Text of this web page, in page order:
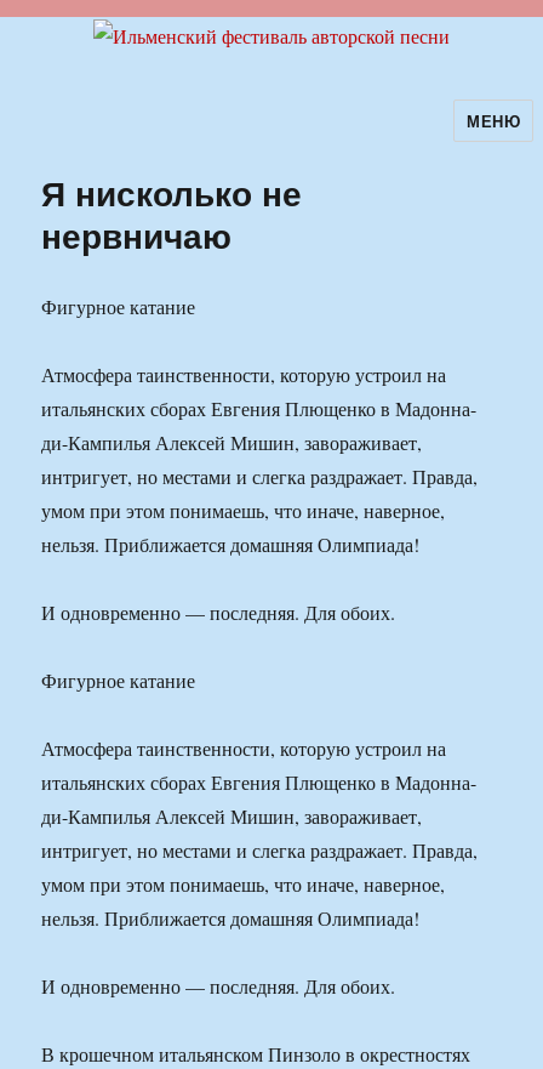
Ильменский фестиваль авторскойМЕНЮ
Я нисколько не
нервничаю
Фигурное катание
Атмосфера таинственности, которую устроил на
итальянских сборах Евгения Плющенко в Мадонна-
ди-Кампилья Алексей Мишин, завораживает,
интригует, но местами и слегка раздражает. Правда,
умом при этом понимаешь, что иначе, наверное,
нельзя. Приближается домашняя Олимпиада!
И одновременно — последняя. Для обоих.
Фигурное катание
Атмосфера таинственности, которую устроил на
итальянских сборах Евгения Плющенко в Мадонна-
ди-Кампилья Алексей Мишин, завораживает,
интригует, но местами и слегка раздражает. Правда,
умом при этом понимаешь, что иначе, наверное,
нельзя. Приближается домашняя Олимпиада!
И одновременно — последняя. Для обоих.
В крошечном итальянском Пинзоло в окрестностях